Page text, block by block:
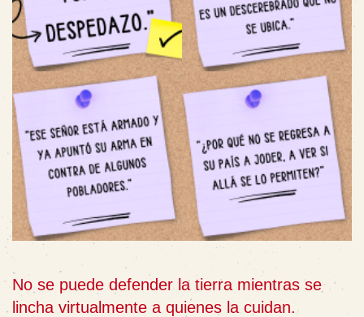
No se puede defender la tierra mientras se
lincha virtualmente a quienes la cuidan.